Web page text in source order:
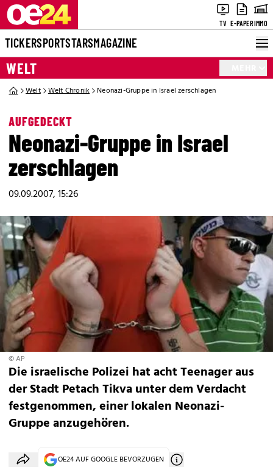
TV E-PAPERIMMO
TICKERSPORTSTARSMAGAZINE
WELT
Welt Welt Chronik Neonazi-Gruppe in Israel zerschlagen
AUFGEDECKT
Neonazi-Gruppe in Israel
zerschlagen
09.09.2007, 15:26
© AP
Die israelische Polizei hat acht Teenager aus
der Stadt Petach Tikva unter dem Verdacht
festgenommen, einer lokalen Neonazi-
Gruppe anzugehören.
OE24 AUF GOOGLE BEVORZUGEN